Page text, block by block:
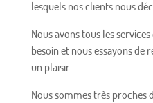
lesquels nos clients nous
Nous avons tous les
besoin et nous essayons
un plaisir.
Nous sommes très proches